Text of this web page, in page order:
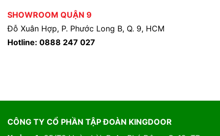
SHOWROOM QUẬN 9
Đỗ Xuân Hợp, P. Phước Long B, Q. 9, HCM
Hotline: 0888 247 027
CÔNG TY CỔ PHẦN TẬP ĐOÀN KINGDOOR